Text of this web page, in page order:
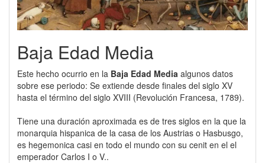
Baja Edad Media
Este hecho ocurrio en la Baja Edad Media algunos datos
sobre ese periodo: Se extiende desde finales del siglo XV
hasta el término del siglo XVIII (Revolución Francesa, 1789).
Tiene una duración aproximada es de tres siglos en la que la
monarquia hispanica de la casa de los Austrias o Hasbusgo,
es hegemonica casi en todo el mundo con su cenit en el el
emperador Carlos I o V..